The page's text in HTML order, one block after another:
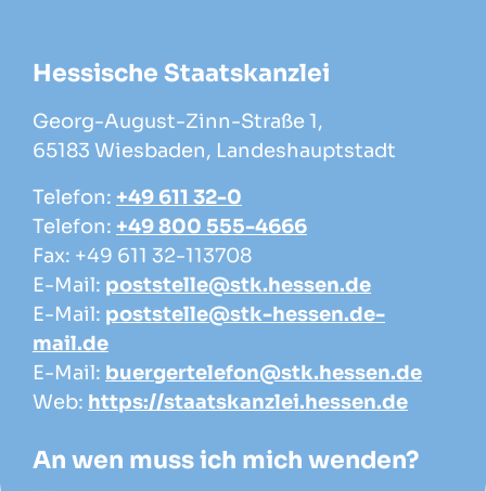
Hessische Staatskanzlei
Georg-August-Zinn-Straße 1,
65183 Wiesbaden, Landeshauptstadt
Telefon: +49 611 32-0
Telefon: +49 800 555-4666
Fax: +49 611 32-113708
E-Mail: poststelle@stk.hessen.de
E-Mail: poststelle@stk-hessen.de-
mail.de
E-Mail: buergertelefon@stk.hessen.de
Web: https://staatskanzlei.hessen.de
An wen muss ich mich wenden?